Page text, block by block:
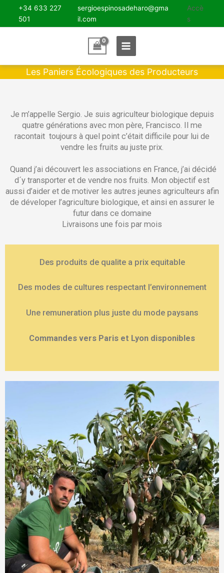
contenu
+34 633 227
501
sergioespinosadeharo@gma
il.com
Accè
s
Main
Menu
Je m’appelle Sergio. Je suis agriculteur biologique depuis
quatre générations avec mon père, Francisco. Il me
racontait toujours à quel point c’était difficile pour lui de
vendre les fruits au juste prix.
Quand j’ai découvert les associations en France, j’ai décidé
d´y transporter et de vendre nos fruits. Mon objectif est
aussi d’aider et de motiver les autres jeunes agriculteurs afin
de déveloper l’agriculture biologique, et ainsi en assurer le
futur dans ce domaine
Livraisons une fois par mois
Des produits de qualite a prix equitable
Des modes de cultures respectant l’environnement
Une remuneration plus juste du mode paysans
Commandes vers Paris et Lyon disponibles